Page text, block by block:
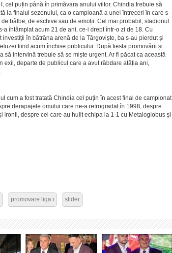
cel puțin până în primăvara anului viitor. Chindia trebuie să
la finalul sezonului, ca o campioană a unei întreceri în care s-
bâlbe, de eschive sau de emoții. Cel mai probabil, stadionul
întâmplat acum 21 de ani, ce-i drept într-o zi de 18. Cu
în bătrâna arenă de la Târgoviște, ba s-au pierdut și
fiind acum închise publicului. După fiesta promovării și
intervină trebuie să se miște urgent. Ar fi păcat ca această
exil, departe de publicul care a avut răbdare atâția ani,
cum a fost tratată Chindia cel puțin în acest final de campionat
derapajele omului care ne-a retrogradat în 1998, despre
despre cei care au hulit echipa la 1-1 cu Metaloglobus și
promovare liga i slider